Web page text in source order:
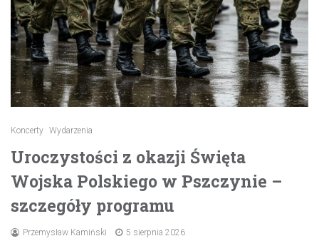
Koncerty Wydarzenia
Uroczystości z okazji Święta
Wojska Polskiego w Pszczynie –
szczegóły programu
Przemysław Kamiński 5 sierpnia 2026